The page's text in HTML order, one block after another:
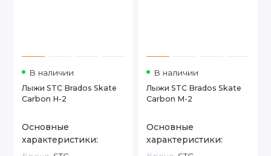
В наличии
Лыжи STC Brados Skate
Carbon H-2
Основные
характеристики:
В наличии
Лыжи STC Brados Skate
Carbon M-2
Основные
характеристики: